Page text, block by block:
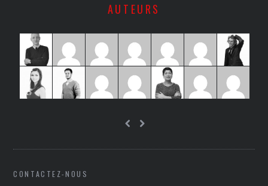
AUTEURS
CONTACTEZ-NOUS